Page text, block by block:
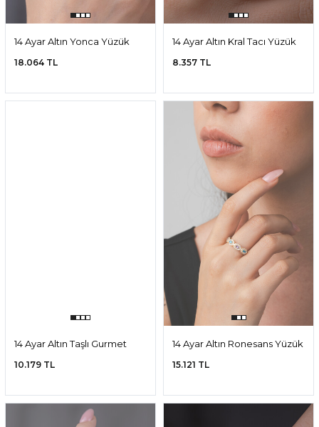
14 Ayar Altın Yonca Yüzük
18.064 TL
14 Ayar Altın Kral Tacı Yüzük
8.357 TL
14 Ayar Altın Taşlı Gurmet
10.179 TL
14 Ayar Altın Ronesans Yüzük
15.121 TL